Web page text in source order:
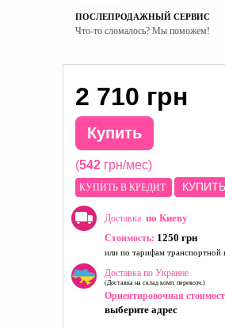
ПОСЛЕПРОДАЖНЫЙ СЕРВИС
Что-то сломалось? Мы поможем!
2 710 грн
Купить
(542 грн/мес)
КУПИТЬ В КРЕДИТ
Доставка по Киеву
Стоимость: 1250 грн
или по тарифам транспортной
Доставка по Украине
(Доставка на склад комп. перевозч.)
Ориентировочная
выберите адрес